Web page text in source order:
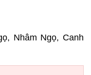
Nhâm Ngọ, Canh